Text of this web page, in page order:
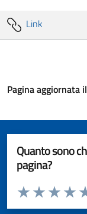
Link
Pagina aggiornata
Quanto sono
pagina?
Valuta da 1 a 5 stelle
Valuta 3
Valuta 2
Valuta 1 stelle